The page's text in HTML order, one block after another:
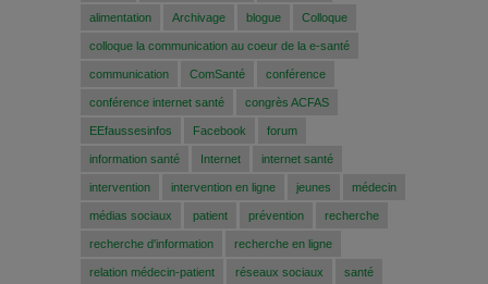
alimentation Archivage blogue Colloque
colloque la communication au coeur de la e-santé
communication ComSanté conférence
conférence internet santé congrès ACFAS
EEfaussesinfos Facebook forum
information santé Internet internet santé
intervention intervention en ligne jeunes médecin
médias sociaux patient prévention recherche
recherche d'information recherche en ligne
relation médecin-patient réseaux sociaux santé